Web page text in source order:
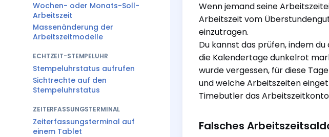
Wochen- oder Monats-Soll-
Arbeitszeit
Massenänderung der
Arbeitszeitmodelle
ECHTZEIT-STEMPELUHR
Stempeluhrstatus aufrufen
Sichtrechte auf den
Stempeluhrstatus
ZEITERFASSUNGSTERMINAL
Zeiterfassungsterminal auf
einem Tablet
Wenn jemand seine
Arbeitszeit vom
einzutragen.
Du kannst das prüfen, indem du
die Kalendertage dunkelrot
wurde vergessen, für diese
und welche Arbeitszeiten
Timebutler das
Falsches